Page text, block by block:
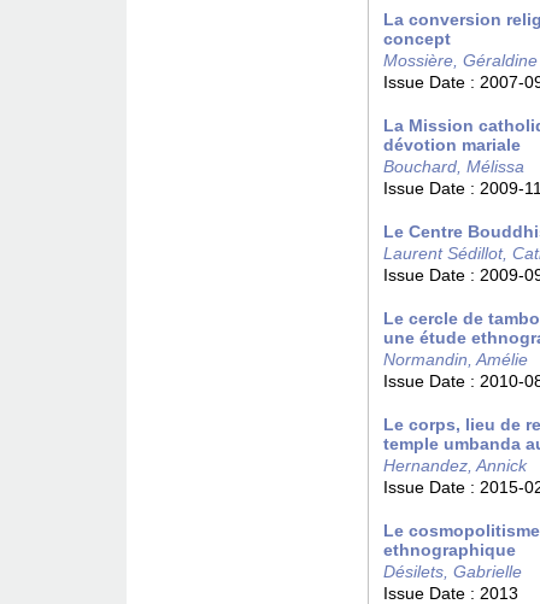
La conversion
concept
Mossière, Géraldine
Issue Date : 2007-
La Mission
dévotion mariale
Bouchard, Mélissa
Issue Date : 2009-
Le Centre
Laurent Sédillot,
Issue Date : 2009-
Le cercle de
une étude
Normandin, Amélie
Issue Date : 2010-
Le corps, lieu de
temple umbanda
Hernandez, Annick
Issue Date : 2015-
Le
ethnographique
Désilets, Gabrielle
Issue Date : 2013